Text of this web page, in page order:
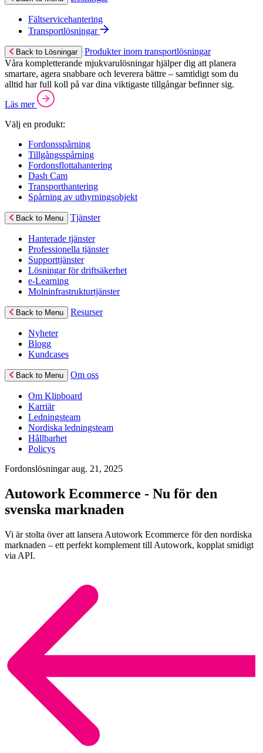
Fältservicehantering
Transportlösningar
Back to Lösningar
Produkter inom transportlösningar
Våra kompletterande mjukvarulösningar hjälper dig att planera
smartare, agera snabbare och leverera bättre – samtidigt som du
alltid har full koll på var dina viktigaste tillgångar befinner sig.
Läs mer
Välj en produkt:
Fordonsspårning
Tillgångsspårning
Fordonsflottahantering
Dash Cam
Transporthantering
Spårning av uthyrningsobjekt
Back to Menu Tjänster
Hanterade tjänster
Professionella tjänster
Supporttjänster
Lösningar för driftsäkerhet
e-Learning
Molninfrastrukturtjänster
Back to Menu Resurser
Nyheter
Blogg
Kundcases
Back to Menu Om oss
Om Klipboard
Karriär
Ledningsteam
Nordiska ledningsteam
Hållbarhet
Policys
Fordonslösningaraug. 21, 2025
Autowork Ecommerce - Nu för den
svenska marknaden
Vi är stolta över att lansera Autowork Ecommerce för den nordiska
marknaden – ett perfekt komplement till Autowork, kopplat smidigt
via API.